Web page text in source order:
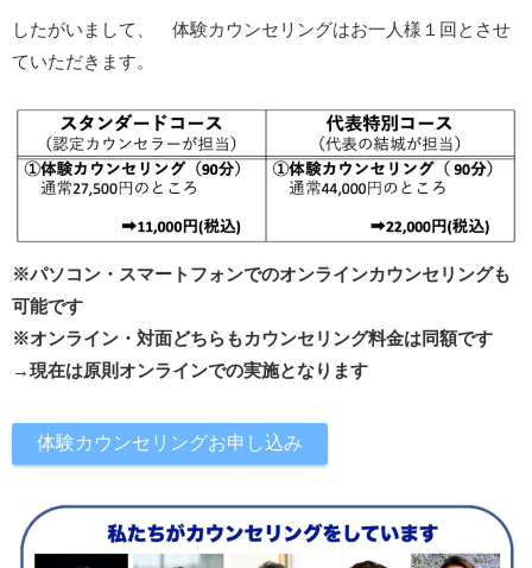
したがいまして、 体験カウンセリングはお一人様１回とさせ
ていただきます。
※パソコン・スマートフォンでのオンラインカウンセリングも
可能です
※オンライン・対面どちらもカウンセリング料金は同額です
→現在は原則オンラインでの実施となります
体験カウンセリングお申し込み